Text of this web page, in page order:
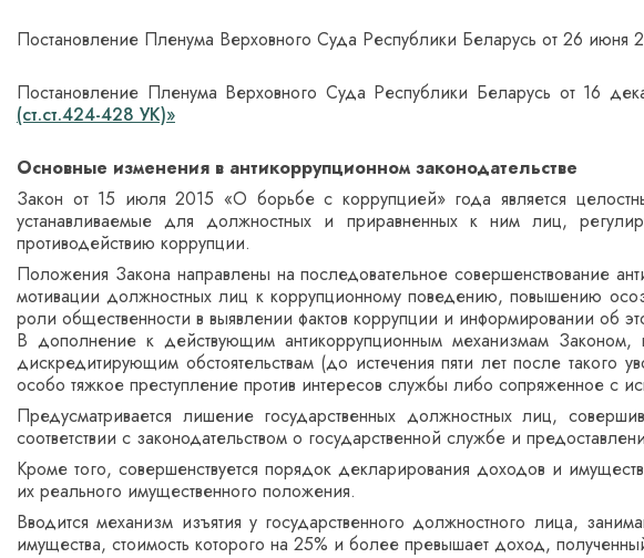
Постановление Пленума Верховного Суда Республики Беларусь от 26
Постановление Пленума Верховного Суда Республики Беларусь от 16
(ст.ст.424-428 УК)»
Основные изменения в антикоррупционном законодательстве
Закон от 15 июля 2015 «О борьбе с коррупцией» года является
устанавливаемые для должностных и приравненных к ним лиц,
противодействию коррупции.
Положения Закона направлены на последовательное совершенствование
мотивации должностных лиц к коррупционному поведению, повышению
роли общественности в выявлении фактов коррупции и информировании об
В дополнение к действующим антикоррупционным механизмам Законом,
дискредитирующим обстоятельствам (до истечения пяти лет после
особо тяжкое преступление против интересов службы либо сопряженное
Предусматривается лишение государственных должностных лиц,
соответствии с законодательством о государственной службе и
Кроме того, совершенствуется порядок декларирования доходов и
их реального имущественного положения.
Вводится механизм изъятия у государственного должностного лица,
имущества, стоимость которого на 25% и более превышает доход,